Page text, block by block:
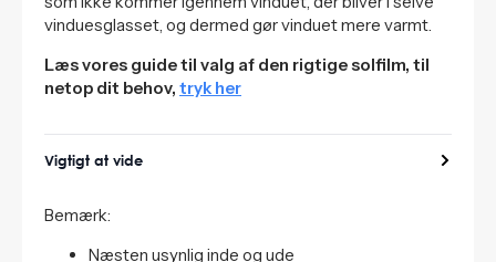
vinduesglasset, og dermed gør vinduet mere varmt.
Læs vores guide til valg af den rigtige solfilm, til
netop dit behov, tryk her
Vigtigt at vide
Bemærk:
Næsten usynlig inde og ude